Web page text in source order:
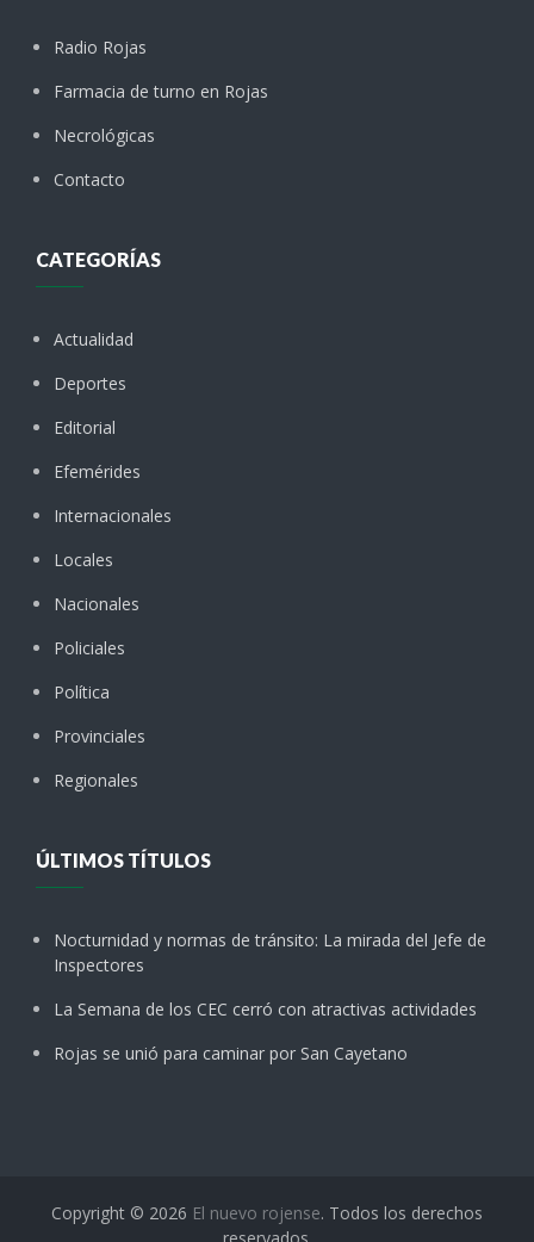
Radio Rojas
Farmacia de turno en Rojas
Necrológicas
Contacto
CATEGORÍAS
Actualidad
Deportes
Editorial
Efemérides
Internacionales
Locales
Nacionales
Policiales
Política
Provinciales
Regionales
ÚLTIMOS TÍTULOS
Nocturnidad y normas de tránsito: La mirada del Jefe de
Inspectores
La Semana de los CEC cerró con atractivas actividades
Rojas se unió para caminar por San Cayetano
Copyright © 2026 El nuevo rojense. Todos los derechos